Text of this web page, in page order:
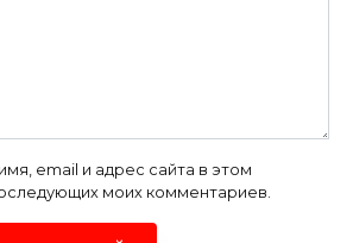
email и адрес сайта в этом
моих комментариев.